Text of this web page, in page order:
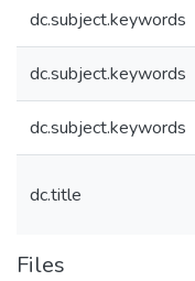
dc.subject.keywords
dc.subject.keywords
dc.subject.keywords
dc.title
Files